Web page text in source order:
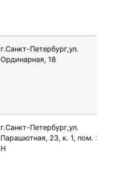
г.Санкт-Петербург,ул.
Ординарная, 18
г.Санкт-Петербург,ул.
Парашютная, 23, к. 1, пом. 21-
Н